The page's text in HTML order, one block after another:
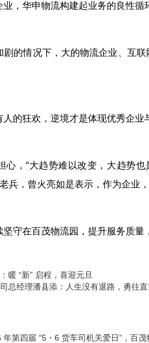
，华申物流构建起业务的良性循
剧的情况下，大的物流企业、互
的狂欢，逆境才是体现优秀企业
心，“大趋势难以改变，大趋势
兵， 曾火亮如是表示，作为企业
坚守在百茂物流园，提升服务质
暖 “新” 启程，喜迎元旦
总经理潘县添：人生没有退路，勇往直
年第四届 “5・6 货车司机关爱日”，百